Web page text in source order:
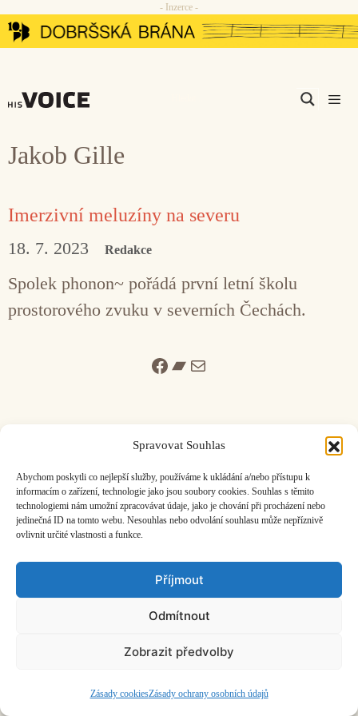
Spravovat Souhlas
Abychom poskytli co nejlepší služby, používáme k ukládání a/nebo přístupu k
informacím o zařízení, technologie jako jsou soubory cookies. Souhlas s těmito
technologiemi nám umožní zpracovávat údaje, jako je chování při procházení nebo
jedinečná ID na tomto webu. Nesouhlas nebo odvolání souhlasu může nepříznivě
ovlivnit určité vlastnosti a funkce.
Příjmout
Odmítnout
Zobrazit předvolby
Zásady cookiesZásady ochrany osobních údajů
Přeskočit
na
- Inzerce -
Jakob Gille
Imerzivní meluzíny na severu
18. 7. 2023 Redakce
Spolek phonon~ pořádá první letní školu
prostorového zvuku v severních Čechách.
Facebook
Bandcamp
Mail
ČASOPIS O JINÉ HUDBĚ | vydáváHudební informační středisko
založeno 2001 | Kontaktujte nás:info@hisvoice.cz
©2026 HISvoice – design a adminAtelier Dokument